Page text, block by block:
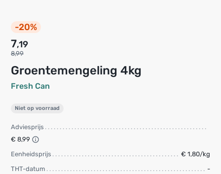
-20%
Groentemengeling 4kg
Fresh Can
7,19
8,99
Niet op voorraad
Adviesprijs
€ 8,99
Eenheidsprijs
€ 1,80/kg
THT-datum
-